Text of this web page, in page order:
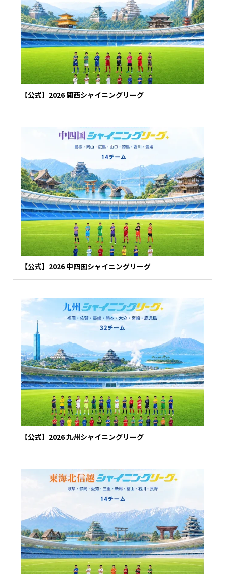
【公式】2026 関西シャイニングリーグ
【公式】2026 中四国シャイニングリーグ
【公式】2026 九州シャイニングリーグ